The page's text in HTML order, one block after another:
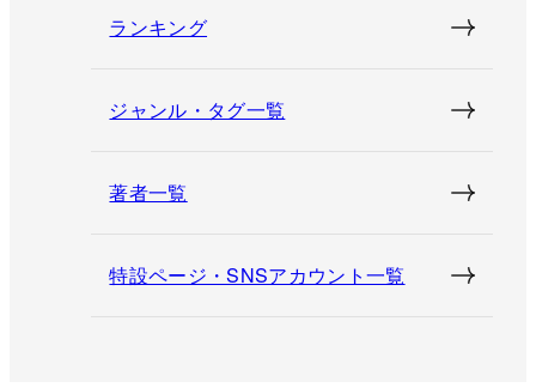
ランキング
ジャンル・タグ一覧
著者一覧
特設ページ・SNSアカウント一覧